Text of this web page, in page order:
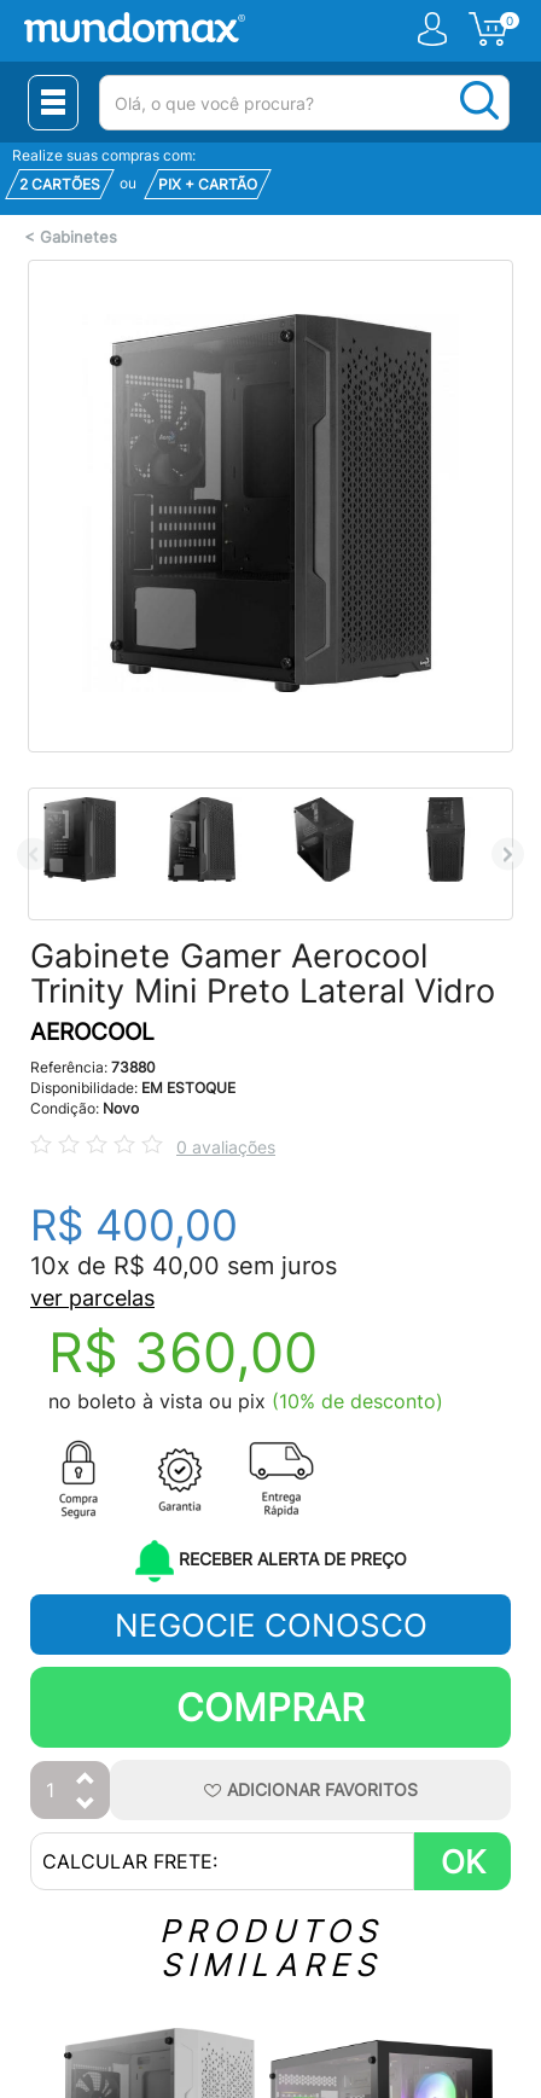
0
(pesquisar)
Realize suas compras com:
2 CARTÕES
ou PIX + CARTÃO
< Gabinetes
Gabinete Gamer Aerocool
Trinity Mini Preto Lateral Vidro
AEROCOOL
Referência: 73880
Disponibilidade: EM ESTOQUE
Condição: Novo
0 avaliações
R$ 400,00
10x de R$ 40,00 sem juros
ver parcelas
R$ 360,00
no boleto à vista ou pix (10% de desconto)
RECEBER ALERTA DE PREÇO
NEGOCIE CONOSCO
COMPRAR
ADICIONAR FAVORITOS
OK
PRODUTOS
SIMILARES